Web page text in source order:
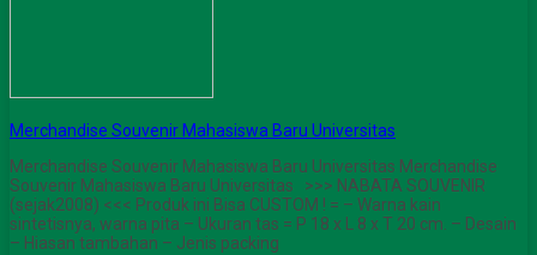
Merchandise Souvenir Mahasiswa Baru Universitas
Merchandise Souvenir Mahasiswa Baru Universitas Merchandise
Souvenir Mahasiswa Baru Universitas >>> NABATA SOUVENIR
(sejak2008) <<< Produk ini Bisa CUSTOM ! = – Warna kain
sintetisnya, warna pita – Ukuran tas = P 18 x L 8 x T 20 cm. – Desain
– Hiasan tambahan – Jenis packing